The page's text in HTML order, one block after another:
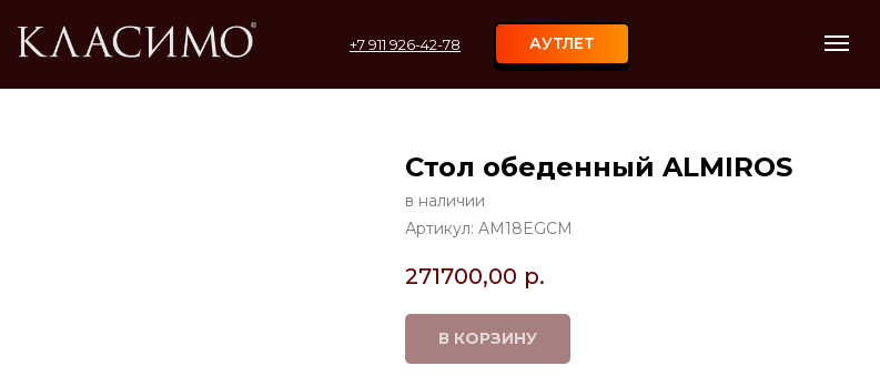
+7 911 926-42-78 АУТЛЕТ
Стол обеденный ALMIROS
в наличии
Артикул: AM18EGCM
271700,00 р.
В КОРЗИНУ